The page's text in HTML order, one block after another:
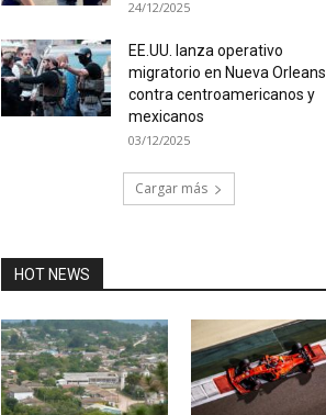
24/12/2025
EE.UU. lanza operativo
migratorio en Nueva Orleans
contra centroamericanos y
mexicanos
03/12/2025
Cargar más
HOT NEWS